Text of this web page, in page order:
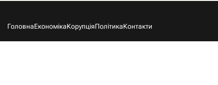
ГоловнаЕкономікаКорупціяПолітикаКонтакти